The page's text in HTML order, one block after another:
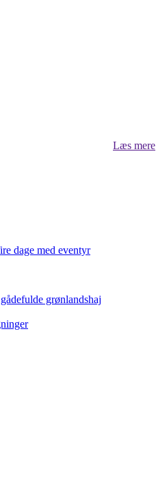
Læs mere
dage med eventyr
grønlandshaj